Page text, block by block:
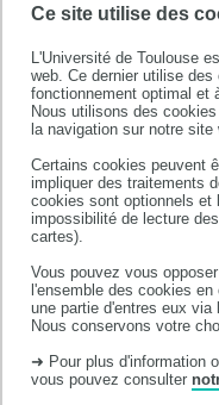
Ce site utilise des
L'Université de Toulouse
web. Ce dernier utilise
fonctionnement optimal et
Nous utilisons des
la navigation sur notre
Certains cookies peuvent
impliquer des traitements
cookies sont optionnels et
impossibilité de lecture
cartes).
Vous pouvez vous
l'ensemble des cookies
une partie d'entres eux via
Nous conservons votre
➜ Pour plus d'information
vous pouvez consulter
Département
3, Chemin des
31062 Toulouse Cedex
Tél. +33 (0)5 62 17 29
Fax : +33 (0)5 61 25 47
Email :